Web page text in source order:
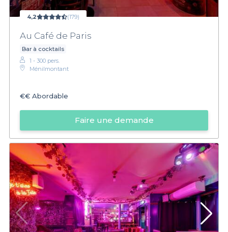
4,2 (179)
Au Café de Paris
Bar à cocktails
1 - 300 pers.
Ménilmontant
€€ Abordable
Faire une demande